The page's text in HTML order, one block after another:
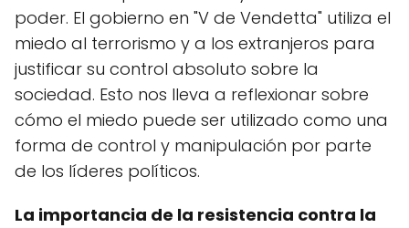
poder. El gobierno en "V de Vendetta" utiliza el
miedo al terrorismo y a los extranjeros para
justificar su control absoluto sobre la
sociedad. Esto nos lleva a reflexionar sobre
cómo el miedo puede ser utilizado como una
forma de control y manipulación por parte
de los líderes políticos.
La importancia de la resistencia contra la